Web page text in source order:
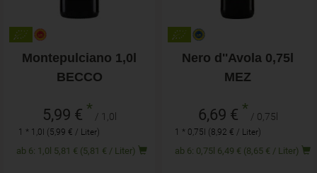
Montepulciano 1,0l
BECCO
5,99 € * / 1,0l
1 * 1,0l (5,99 € / Liter)
ab 6: 1,0l 5,81 € (5,81 € / Liter)
Nero d''Avola 0,75l
MEZ
6,69 € * / 0,75l
1 * 0,75l (8,92 € / Liter)
ab 6: 0,75l 6,49 € (8,65 € / Liter)